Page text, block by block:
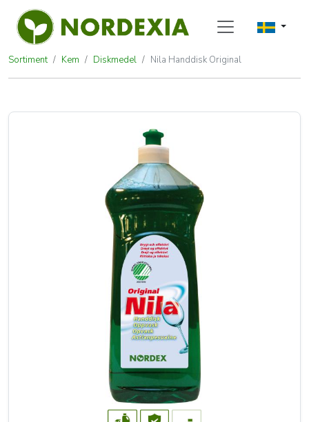
Sortiment Kem Diskmedel Nila Handdisk Original
Nila Handdisk Original